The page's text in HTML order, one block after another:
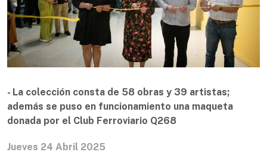
- La colección consta de 58 obras y 39 artistas;
además se puso en funcionamiento una maqueta
donada por el Club Ferroviario Q268
Jueves 24 Abril 2025